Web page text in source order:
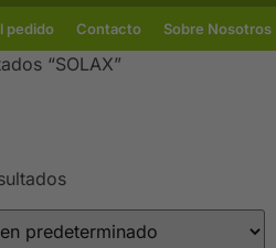
pedido Contacto Sobre Nosotros
“SOLAX”